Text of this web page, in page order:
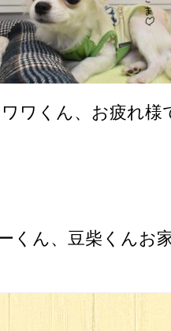
ワくん、お疲れ様
くん、豆柴くんお